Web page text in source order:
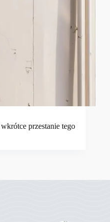
przestanie tego